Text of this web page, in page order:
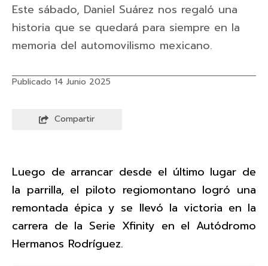
Este sábado, Daniel Suárez nos regaló una
historia que se quedará para siempre en la
memoria del automovilismo mexicano.
Publicado 14 Junio 2025
Compartir
Luego de arrancar desde el último lugar de
la parrilla, el piloto regiomontano logró una
remontada épica y se llevó la victoria en la
carrera de la Serie Xfinity en el Autódromo
Hermanos Rodríguez.